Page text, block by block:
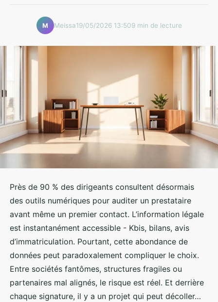
M Meissa19/05/2026 13:509 min de lecture
Près de 90 % des dirigeants consultent désormais
des outils numériques pour auditer un prestataire
avant même un premier contact. L’information légale
est instantanément accessible - Kbis, bilans, avis
d’immatriculation. Pourtant, cette abondance de
données peut paradoxalement compliquer le choix.
Entre sociétés fantômes, structures fragiles ou
partenaires mal alignés, le risque est réel. Et derrière
chaque signature, il y a un projet qui peut décoller…